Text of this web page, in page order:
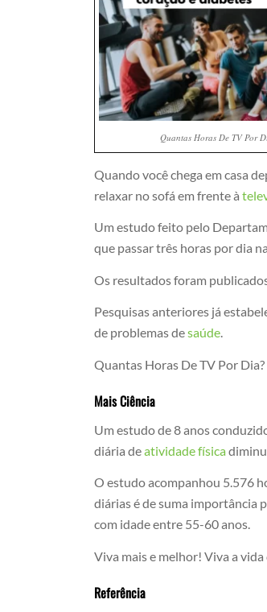
Quantas Horas De TV Por
Quando você chega em casa
relaxar no sofá em frente à
Um estudo feito pelo
que passar três horas por dia
Os resultados foram
Pesquisas anteriores já
de problemas desaúde.
Quantas Horas De TV Por Dia?
Mais Ciência
Um estudo de 8 anos
diária deatividade física
O estudo acompanhou 5.576
diárias é de suma importância
com idade entre 55-60 anos.
Viva mais e melhor! Viva a
Referência